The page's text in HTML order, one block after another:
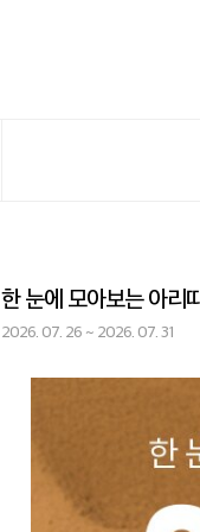
한 눈에 모아보는 아리
2026. 07. 26 ~ 2026. 07. 31